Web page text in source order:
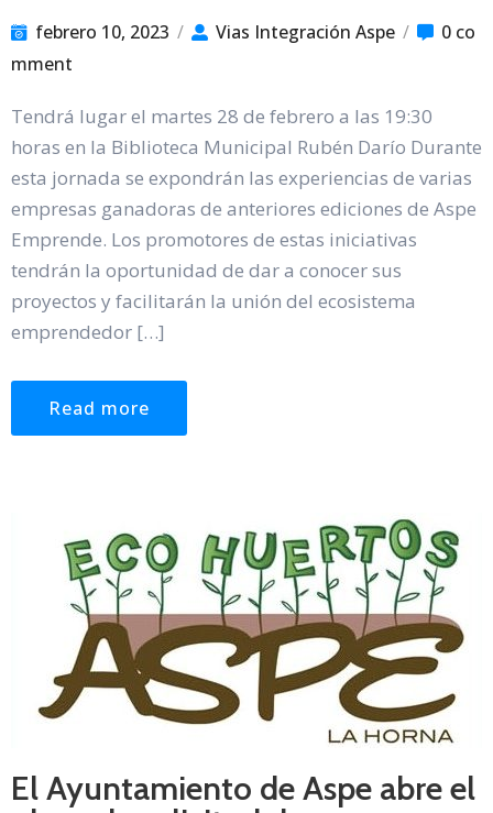
febrero 10, 2023 / Vias Integración Aspe /
0 co
mment
Tendrá lugar el martes 28 de febrero a las 19:30
horas en la Biblioteca Municipal Rubén Darío Durante
esta jornada se expondrán las experiencias de varias
empresas ganadoras de anteriores ediciones de Aspe
Emprende. Los promotores de estas iniciativas
tendrán la oportunidad de dar a conocer sus
proyectos y facilitarán la unión del ecosistema
emprendedor […]
Read more
El Ayuntamiento de Aspe abre el